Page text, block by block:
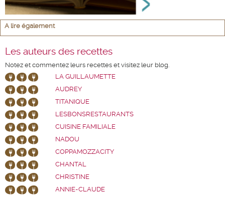
A lire également
Les auteurs des recettes
Notez et commentez leurs recettes et visitez leur blog.
LA GUILLAUMETTE
AUDREY
TITANIQUE
LESBONSRESTAURANTS
CUISINE FAMILIALE
NADOU
COPPAMOZZACITY
CHANTAL
CHRISTINE
ANNIE-CLAUDE